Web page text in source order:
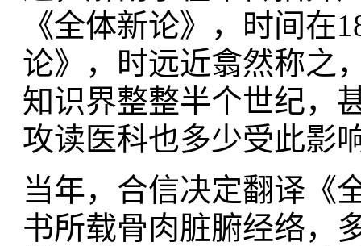
《全体新论》，时间在
论》，时远近翕然称之
知识界整整半个世纪，
攻读医科也多少受此影
当年，合信决定翻译《
书所载骨肉脏腑经络，